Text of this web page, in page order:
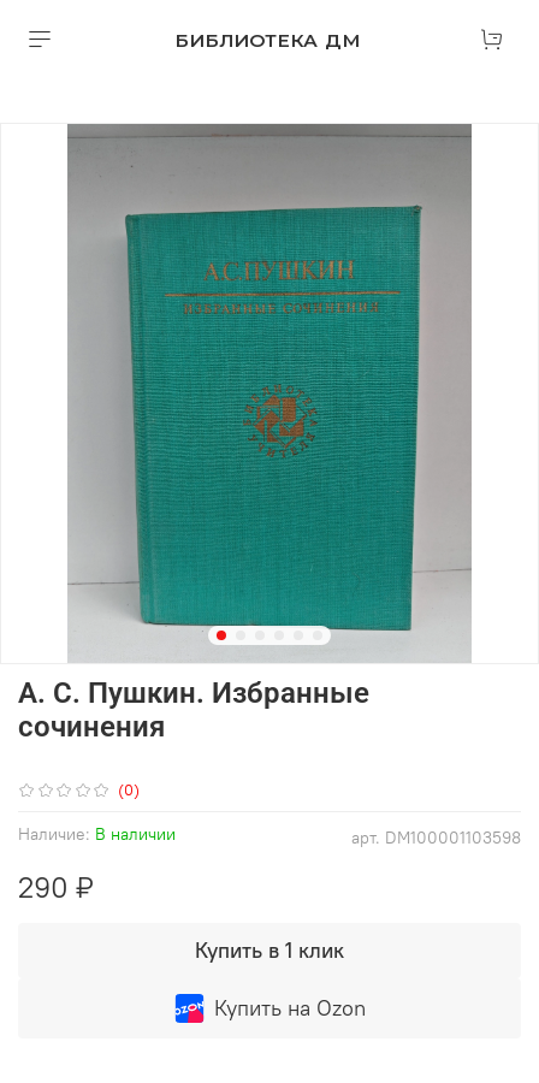
БИБЛИОТЕКА ДМ
(0)
арт. DM100001103598
Наличие: В наличии
А. С. Пушкин. Избранные
сочинения
290 ₽
Купить в 1 клик
Купить на Ozon